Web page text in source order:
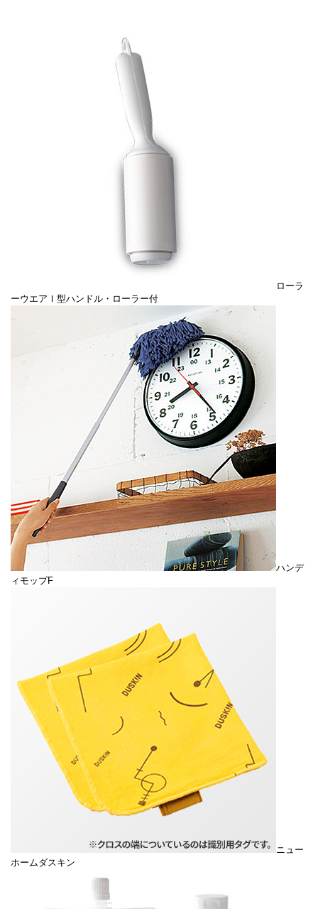
ローラ
ーウエアＩ型ハンドル・ローラー付
ハンデ
ィモップF
ニュー
ホームダスキン